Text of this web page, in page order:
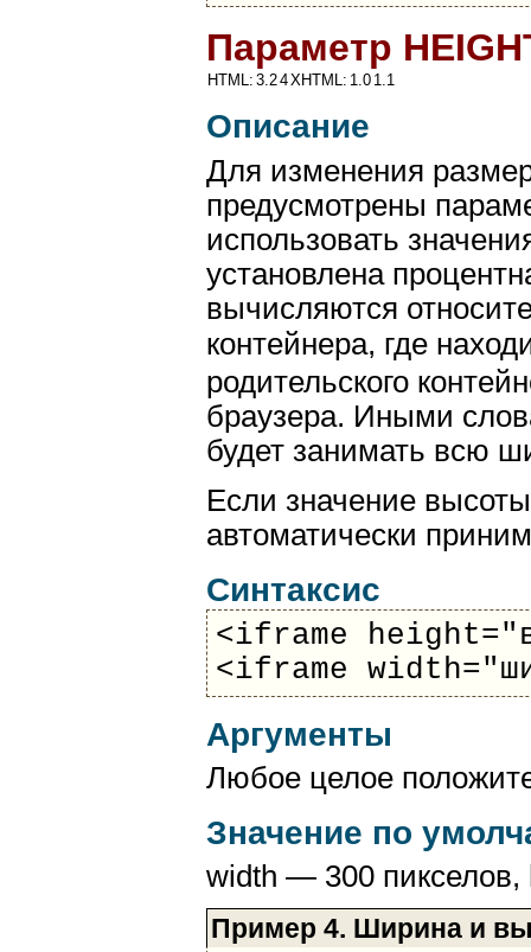
Параметр
HTML: 3.24XHTML: 1.0 1.1
Описание
Для изменения
предусмотрены
использовать
установлена
вычисляются
контейнера, где
родительского
браузера. Иными
будет занимать всю
Если значение
автоматически
Синтаксис
<iframe
<iframe
Аргументы
Любое целое
Значение по
width — 300
Пример 4. Ширина и